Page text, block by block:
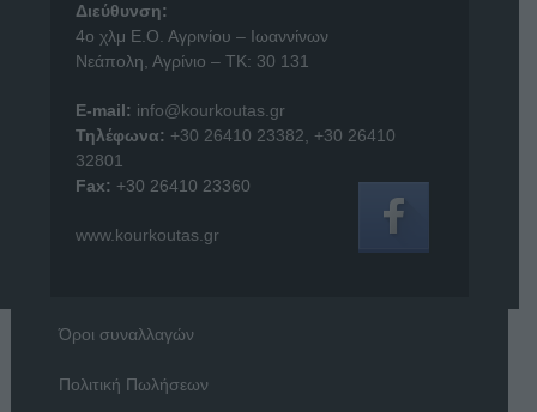
Διεύθυνση:
4o χλμ Ε.Ο. Αγρινίου – Ιωαννίνων
Νεάπολη, Αγρίνιο – ΤΚ: 30 131
E-mail: info@kourkoutas.gr
Τηλέφωνα: +30 26410 23382
+30 26410
32801
Fax: +30 26410 23360
www.kourkoutas.gr
Όροι συναλλαγών
Πολιτική Πωλήσεων